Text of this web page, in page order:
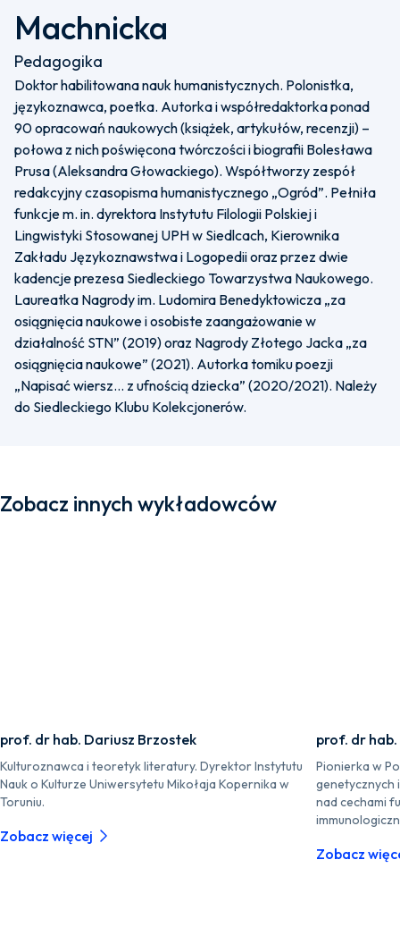
Machnicka
Pedagogika
Doktor habilitowana nauk humanistycznych. Polonistka,
językoznawca, poetka. Autorka i współredaktorka ponad
90 opracowań naukowych (książek, artykułów, recenzji) –
połowa z nich poświęcona twórczości i biografii Bolesława
Prusa (Aleksandra Głowackiego). Współtworzy zespół
redakcyjny czasopisma humanistycznego „Ogród”. Pełniła
funkcje m. in. dyrektora Instytutu Filologii Polskiej i
Lingwistyki Stosowanej UPH w Siedlcach, Kierownika
Zakładu Językoznawstwa i Logopedii oraz przez dwie
kadencje prezesa Siedleckiego Towarzystwa Naukowego.
Laureatka Nagrody im. Ludomira Benedyktowicza „za
osiągnięcia naukowe i osobiste zaangażowanie w
działalność STN” (2019) oraz Nagrody Złotego Jacka „za
osiągnięcia naukowe” (2021). Autorka tomiku poezji
„Napisać wiersz… z ufnością dziecka” (2020/2021). Należy
do Siedleckiego Klubu Kolekcjonerów.
Zobacz innych wykładowców
prof. dr hab. Dariusz Brzostek
Kulturoznawca i teoretyk literatury. Dyrektor Instytutu
Nauk o Kulturze Uniwersytetu Mikołaja Kopernika w
Toruniu.
Zobacz więcej
prof. dr
Pionierka w
genetycznych
nad cechami
Zobacz